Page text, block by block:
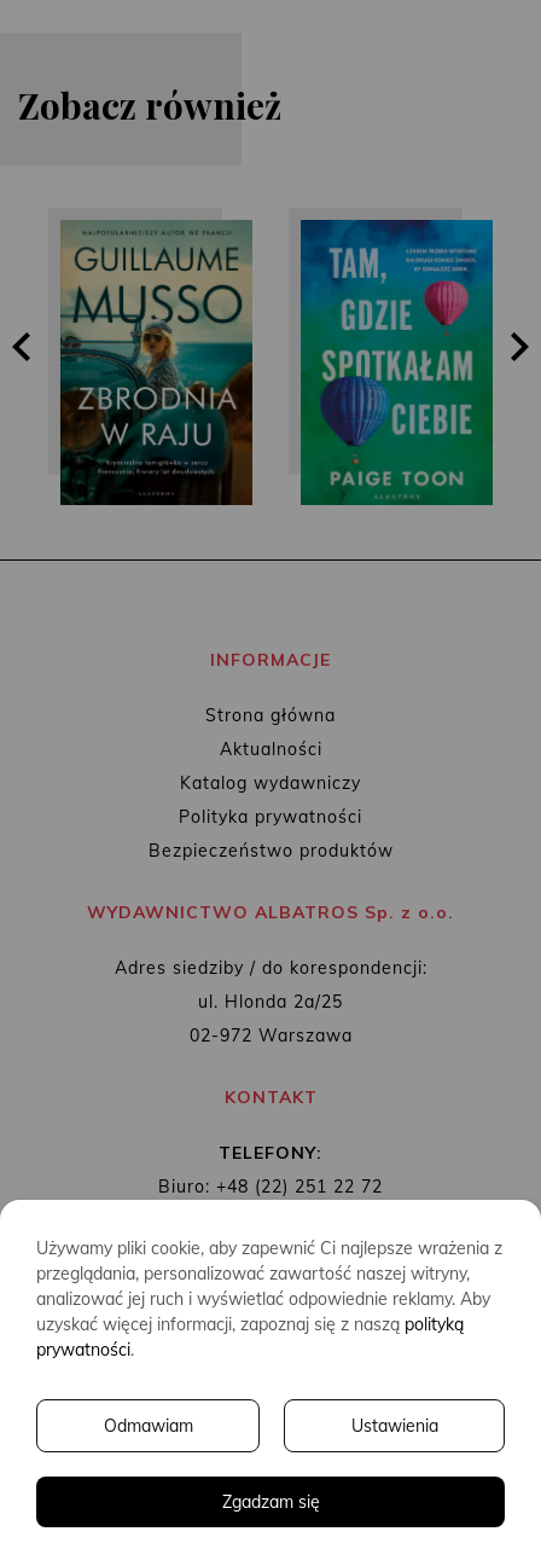
Zobacz również
Guillaume Musso
Paige Toon
INFORMACJE
Strona główna
Aktualności
Katalog wydawniczy
Polityka prywatności
Bezpieczeństwo produktów
WYDAWNICTWO ALBATROS Sp. z o.o.
Adres siedziby / do korespondencji:
ul. Hlonda 2a/25
02-972 Warszawa
KONTAKT
TELEFONY:
Biuro: +48 (22) 251 22 72
MAIL: biuro@wydawnictwoalbatros.com
COPYRIGHTS
WYDAWNICTWO ALBATROS
CREATED BY2SIDES.PL
Używamy pliki cookie, aby zapewnić Ci najlepsze wrażenia z
przeglądania, personalizować zawartość naszej witryny,
analizować jej ruch i wyświetlać odpowiednie reklamy. Aby
uzyskać więcej informacji, zapoznaj się z naszą polityką
prywatności.
Zgadzam się
Ustawienia
Odmawiam